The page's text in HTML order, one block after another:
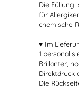
Die Füllung
für
chemische
♥ Im
1
Brillanter,
Direktdruck
Die